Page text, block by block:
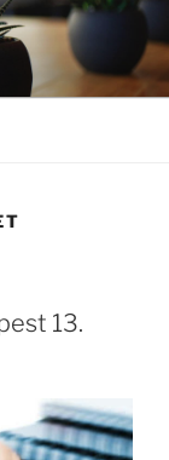
13.